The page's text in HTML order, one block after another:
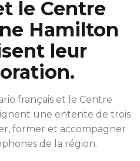
le Centre
Hamilton
leur
français et le Centre
une entente de trois
former et accompagner
de la région.